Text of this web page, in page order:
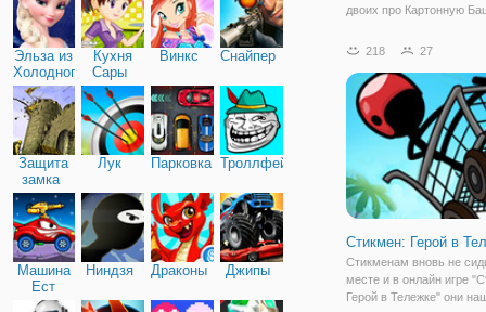
Эльза из
Холодного
сердца
Кухня
Сары
Винкс Снайпер
Защита
замка
Лук Парковка Троллфейс
Машина
Ест
Машину
Ниндзя Драконы Джипы
двоих про Картонную
для мальчиков с кучей
так же можно играть
режиме
218 27
Стикмен: Герой в
Стикменам вновь не
месте и в онлайн игре
Герой в Тележке" они